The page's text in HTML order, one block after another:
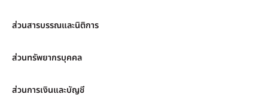
ส่วนสารบรรณและนิติการ
ส่วนทรัพยากรบุคคล
ส่วนการเงินและบัญชี